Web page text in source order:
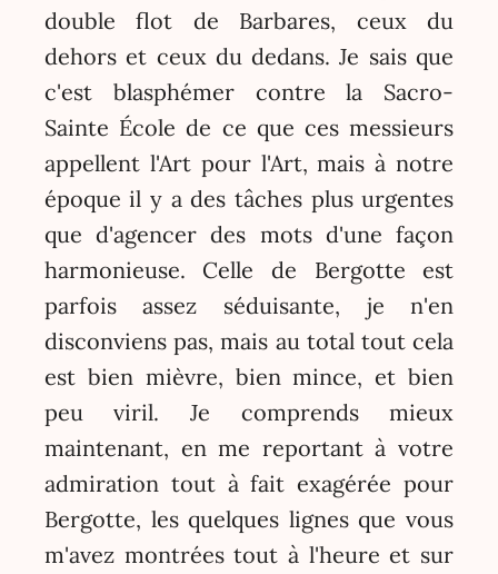
double flot de Barbares, ceux du
dehors et ceux du dedans. Je sais que
c'est blasphémer contre la Sacro-
Sainte École de ce que ces messieurs
appellent l'Art pour l'Art, mais à notre
époque il y a des tâches plus urgentes
que d'agencer des mots d'une façon
harmonieuse. Celle de Bergotte est
parfois assez séduisante, je n'en
disconviens pas, mais au total tout cela
est bien mièvre, bien mince, et bien
peu viril. Je comprends mieux
maintenant, en me reportant à votre
admiration tout à fait exagérée pour
Bergotte, les quelques lignes que vous
m'avez montrées tout à l'heure et sur